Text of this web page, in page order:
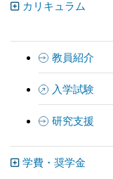
カリキュラム
教員紹介
入学試験
研究支援
学費・奨学金